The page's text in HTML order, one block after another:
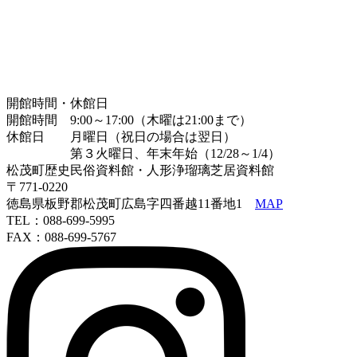
開館時間・休館日
開館時間 9:00～17:00（木曜は21:00まで）
休館日 月曜日（祝日の場合は翌日）
第３火曜日、年末年始（12/28～1/4）
松茂町歴史民俗資料館・人形浄瑠璃芝居資料館
〒771-0220
徳島県板野郡松茂町広島字四番越11番地1 MAP
TEL：088-699-5995
FAX：088-699-5767